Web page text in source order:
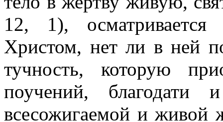
12, 1), осматривается
Христом, нет ли в ней
тучность, которую
поучений, благодати
всесожигаемой и живой